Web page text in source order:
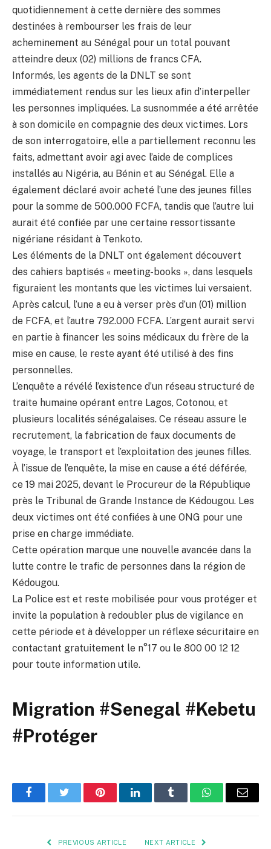
quotidiennement à cette dernière des sommes
destinées à rembourser les frais de leur
acheminement au Sénégal pour un total pouvant
atteindre deux (02) millions de francs CFA.
Informés, les agents de la DNLT se sont
immédiatement rendus sur les lieux afin d’interpeller
les personnes impliquées. La susnommée a été arrêtée
à son domicile en compagnie des deux victimes. Lors
de son interrogatoire, elle a partiellement reconnu les
faits, admettant avoir agi avec l’aide de complices
installés au Nigéria, au Bénin et au Sénégal. Elle a
également déclaré avoir acheté l’une des jeunes filles
pour la somme de 500.000 FCFA, tandis que l’autre lui
aurait été confiée par une certaine ressortissante
nigériane résidant à Tenkoto.
Les éléments de la DNLT ont également découvert
des cahiers baptisés « meeting-books », dans lesquels
figuraient les montants que les victimes lui versaient.
Après calcul, l’une a eu à verser près d’un (01) million
de FCFA, et l’autre 792.000 FCFA. L’argent aurait servi
en partie à financer les soins médicaux du frère de la
mise en cause, le reste ayant été utilisé à des fins
personnelles.
L’enquête a révélé l’existence d’un réseau structuré de
traite humaine opérant entre Lagos, Cotonou, et
plusieurs localités sénégalaises. Ce réseau assure le
recrutement, la fabrication de faux documents de
voyage, le transport et l’exploitation des jeunes filles.
À l’issue de l’enquête, la mise en cause a été déférée,
ce 19 mai 2025, devant le Procureur de la République
près le Tribunal de Grande Instance de Kédougou. Les
deux victimes ont été confiées à une ONG pour une
prise en charge immédiate.
Cette opération marque une nouvelle avancée dans la
lutte contre le trafic de personnes dans la région de
Kédougou.
La Police est et reste mobilisée pour vous protéger et
invite la population à redoubler plus de vigilance en
cette période et à développer un réflexe sécuritaire en
contactant gratuitement le n°17 ou le 800 00 12 12
pour toute information utile.
Migration #Senegal #Kebetu
#Protéger
FacebookTwitter PinterestLinkedInTumblr WhatsAppEmail
PREVIOUS ARTICLE NEXT ARTICLE